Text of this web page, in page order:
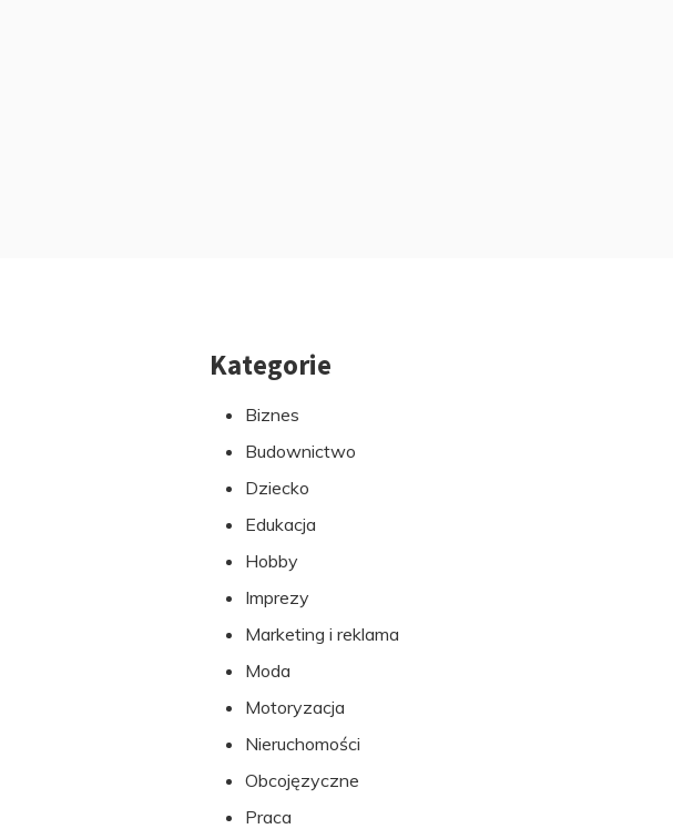
PrzejdźKategorie
Biznes
Budownictwo
Dziecko
Edukacja
Hobby
Imprezy
Marketing i reklama
Moda
Motoryzacja
Nieruchomości
Obcojęzyczne
Praca